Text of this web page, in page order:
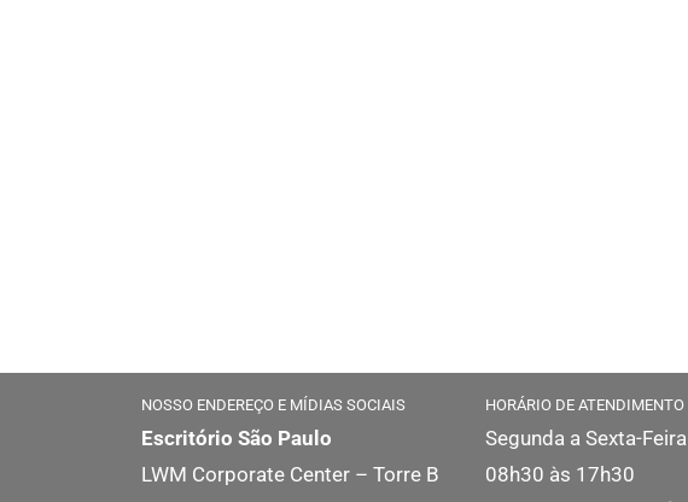
NOSSO ENDEREÇO E MÍDIAS SOCIAIS
Escritório São Paulo
LWM Corporate Center – Torre B
HORÁRIO DE ATENDIMENTO
Segunda a Sexta-Feira
08h30 às 17h30